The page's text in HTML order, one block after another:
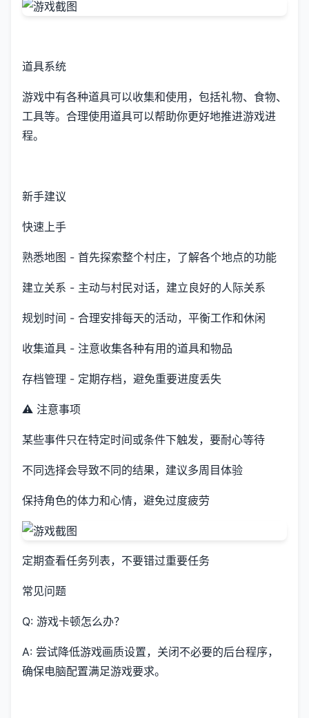
道具系统
游戏中有各种道具可以收集和使用，包括礼物、食物、
工具等。合理使用道具可以帮助你更好地推进游戏进
程。
新手建议
快速上手
熟悉地图 - 首先探索整个村庄，了解各个地点的功能
建立关系 - 主动与村民对话，建立良好的人际关系
规划时间 - 合理安排每天的活动，平衡工作和休闲
收集道具 - 注意收集各种有用的道具和物品
存档管理 - 定期存档，避免重要进度丢失
⚠️ 注意事项
某些事件只在特定时间或条件下触发，要耐心等待
不同选择会导致不同的结果，建议多周目体验
保持角色的体力和心情，避免过度疲劳
定期查看任务列表，不要错过重要任务
常见问题
Q: 游戏卡顿怎么办？
A: 尝试降低游戏画质设置，关闭不必要的后台程序，
确保电脑配置满足游戏要求。